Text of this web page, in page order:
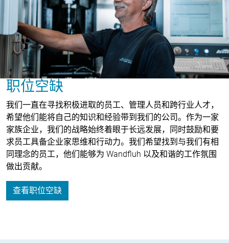
职位空缺
我们一直在寻找积极进取的员工、管理人员和跨行业人才，
希望他们能将自己的知识和经验带到我们的公司。作为一家
家族企业，我们的战略始终着眼于长远发展，同时鼓励和要
求员工具备企业家思维和行动力。我们希望找到与我们有相
同理念的员工，他们能够为 Wandfluh 以及和谐的工作氛围
做出贡献。
查看职位空缺